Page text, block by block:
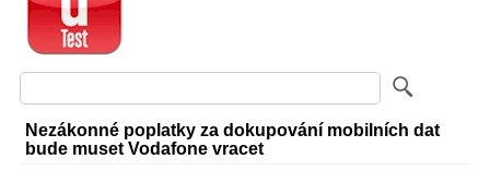
Nezákonné poplatky za dokupování mobilních dat
bude muset Vodafone vracet